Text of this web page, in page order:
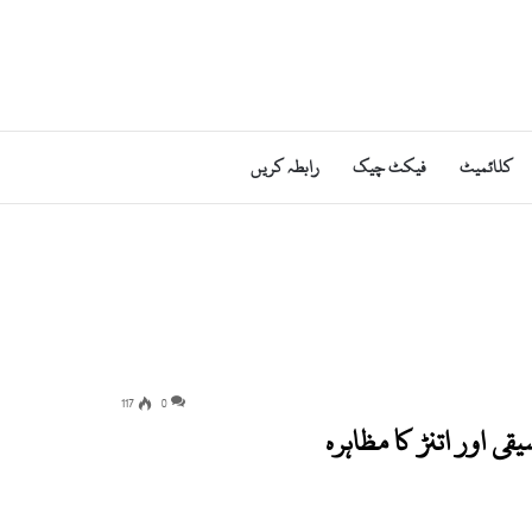
کلائمیٹ فیکٹ چیک رابطہ کریں
0
117
اور اتنڑ کا مظاہرہ